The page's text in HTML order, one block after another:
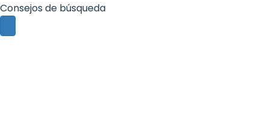
Consejos de búsqueda